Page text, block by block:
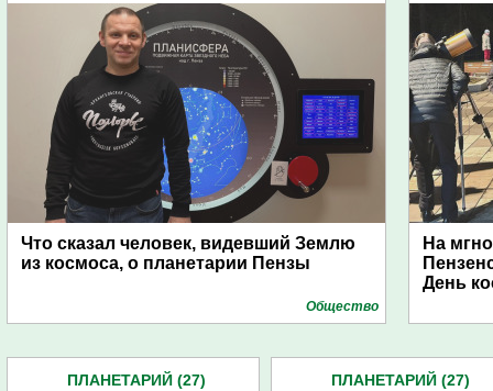
Что сказал человек, видевший Землю
из космоса, о планетарии Пензы
Общество
На
День
ПЛАНЕТАРИЙ (27) ПЛАНЕТАРИЙ (27)